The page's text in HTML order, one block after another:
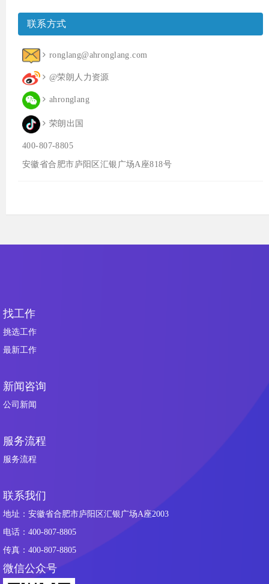
联系方式
ronglang@ahronglang.com
@荣朗人力资源
ahronglang
荣朗出国
400-807-8805
安徽省合肥市庐阳区汇银广场A座818号
找工作
挑选工作
最新工作
新闻咨询
公司新闻
服务流程
服务流程
联系我们
地址：安徽省合肥市庐阳区汇银广场A座2003
电话：400-807-8805
传真：400-807-8805
微信公众号